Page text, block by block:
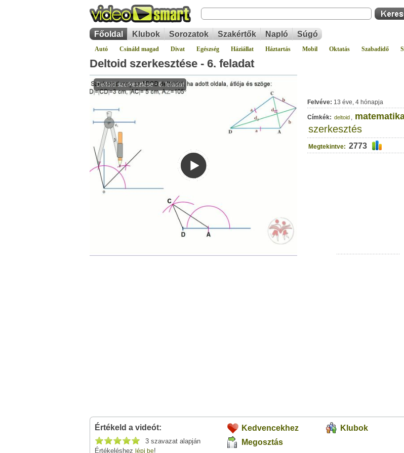
Főoldal Klubok Sorozatok Szakértők Napló Súgó
Autó Csináld magad Divat Egészség Háziállat Háztartás Mobil Oktatás Szabadidő
Deltoid szerkesztése - 6. feladat
Felvéve: 13 éve, 4 hónapja
Címkék: deltoid ,
szerkesztés
Megtekintve: 2773
Értékeld a videót:
3 szavazat alapján
Értékeléshez lépj be!
Kedvencekhez
Klubok
Megosztás